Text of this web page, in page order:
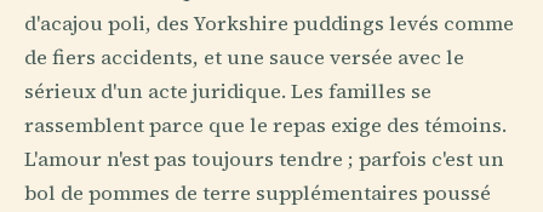
d'acajou poli, des Yorkshire puddings levés comme
de fiers accidents, et une sauce versée avec le
sérieux d'un acte juridique. Les familles se
rassemblent parce que le repas exige des témoins.
L'amour n'est pas toujours tendre ; parfois c'est un
bol de pommes de terre supplémentaires poussé